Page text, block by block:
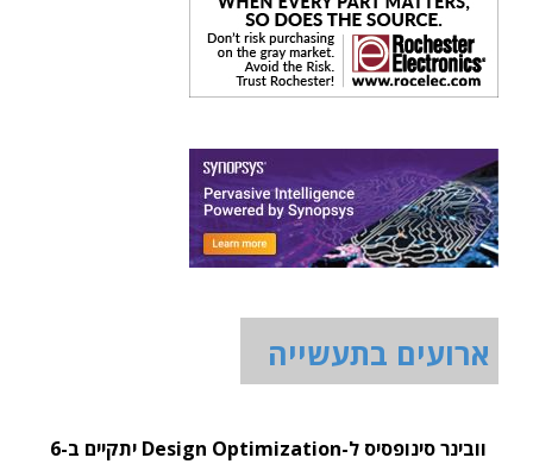
ארועים בתעשייה
וובינר סינופסיס ל-Design Optimization יתקיים ב-6